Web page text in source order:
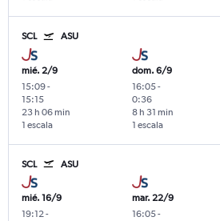
SCL ASU
mié. 2/9
15:09-
15:15
1 escala
23 h 06 min
dom. 6/9
16:05-
0:36
1 escala
8 h 31 min
SCL ASU
mié. 16/9
19:12 -
mar. 22/9
16:05-